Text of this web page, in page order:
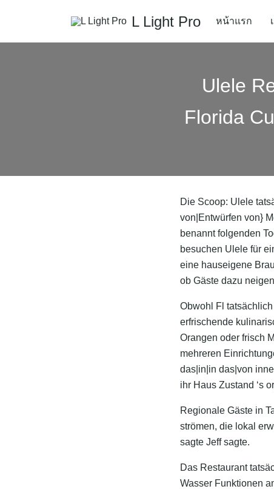
L Light Pro หน้าแรก
Ulele
Florida
Die Scoop: Ulele
von|Entwürfen von}
benannt folgenden
besuchen Ulele für
eine hauseigene
ob Gäste dazu
Obwohl Fl
erfrischende
Orangen oder frisch
mehreren
das|in|in das|von
ihr Haus Zustand ‘s
Regionale Gäste in
strömen, die lokal
sagte Jeff sagte.
Das Restaurant
Wasser Funktionen